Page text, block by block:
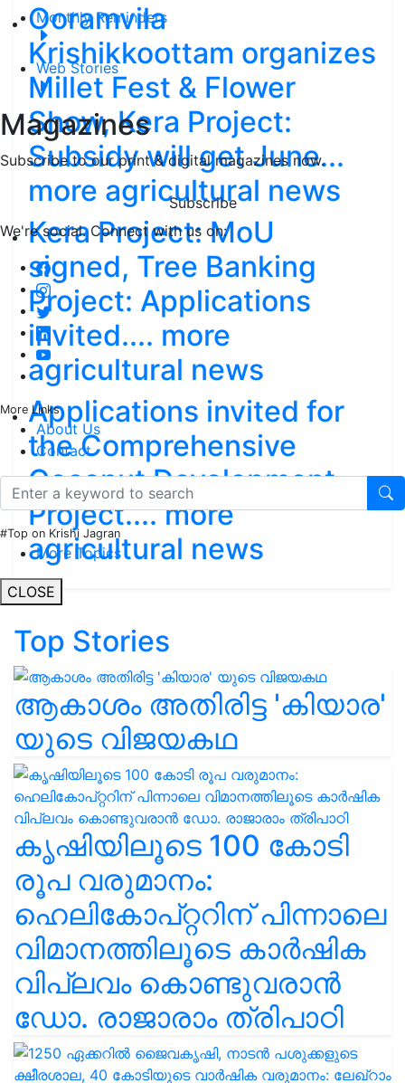
Monthly Reminders
Web Stories
Magazines
Subscribe to our print & digital magazines now.
Subscribe
We're social. Connect with us on:
More Links
About Us
Contact
#Top on Krishi Jagran
More Topics
CLOSE
Ooramvila
Krishikkoottam organizes
Millet Fest & Flower
Show, Kera Project:
Subsidy will get June...
more agricultural news
Kera Project: MoU
signed, Tree Banking
Project: Applications
invited.... more
agricultural news
Applications invited for
the Comprehensive
Coconut Development
Project.... more
agricultural news
Top Stories
ആകാശം അതിരിട്ട 'കിയാര'
യുടെ വിജയകഥ
കൃഷിയിലൂടെ 100 കോടി
രൂപ വരുമാനം:
ഹെലികോപ്റ്ററിന് പിന്നാലെ
വിമാനത്തിലൂടെ കാർഷിക
വിപ്ലവം കൊണ്ടുവരാൻ
ഡോ. രാജാരാം ത്രിപാഠി